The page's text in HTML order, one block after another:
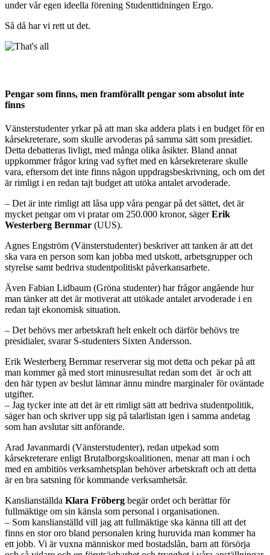
under vår egen ideella förening Studenttidningen Ergo.
Så då har vi rett ut det.
Pengar som finns, men framförallt pengar som absolut inte
finns
Vänsterstudenter yrkar på att man ska addera plats i en budget för en
kårsekreterare, som skulle arvoderas på samma sätt som presidiet.
Detta debatteras livligt, med många olika åsikter. Bland annat
uppkommer frågor kring vad syftet med en kårsekreterare skulle
vara, eftersom det inte finns någon uppdragsbeskrivning, och om det
är rimligt i en redan tajt budget att utöka antalet arvoderade.
– Det är inte rimligt att låsa upp våra pengar på det sättet, det är
mycket pengar om vi pratar om 250.000 kronor, sägerErik
Westerberg Bernmar (UUS).
Agnes Engström (Vänsterstudenter) beskriver att tanken är att det
ska vara en person som kan jobba med utskott, arbetsgrupper och
styrelse samt bedriva studentpolitiskt påverkansarbete.
Även Fabian Lidbaum (Gröna studenter) har frågor angående hur
man tänker att det är motiverat att utökade antalet arvoderade i en
redan tajt ekonomisk situation.
– Det behövs mer arbetskraft helt enkelt och därför behövs tre
presidialer, svarar S-studenters Sixten Andersson.
Erik Westerberg Bernmar reserverar sig mot detta och pekar på att
man kommer gå med stort minusresultat redan som det är och att
den här typen av beslut lämnar ännu mindre marginaler för oväntade
utgifter.
– Jag tycker inte att det är ett rimligt sätt att bedriva studentpolitik,
säger han och skriver upp sig på talarlistan igen i samma andetag
som han avslutar sitt anförande.
Arad Javanmardi (Vänsterstudenter), redan utpekad som
kårsekreterare enligt Brutalborgskoalitionen, menar att man i och
med en ambitiös verksamhetsplan behöver arbetskraft och att detta
är en bra satsning för kommande verksamhetsår.
Kanslianställda Klara Fröberg begär ordet och berättar för
fullmäktige om sin känsla som personal i organisationen.
– Som kanslianställd vill jag att fullmäktige ska känna till att det
finns en stor oro bland personalen kring huruvida man kommer ha
ett jobb. Vi är vuxna människor med bostadslån, barn att försörja